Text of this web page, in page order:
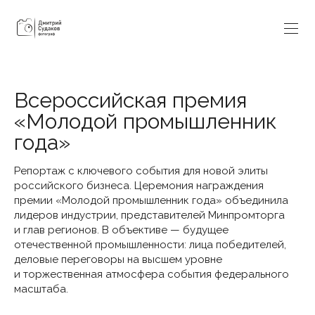
Всероссийская премия
«Молодой промышленник
года»
Репортаж с ключевого события для новой элиты
российского бизнеса. Церемония награждения
премии «Молодой промышленник года» объединила
лидеров индустрии, представителей Минпромторга
и глав регионов. В объективе — будущее
отечественной промышленности: лица победителей,
деловые переговоры на высшем уровне
и торжественная атмосфера события федерального
масштаба.